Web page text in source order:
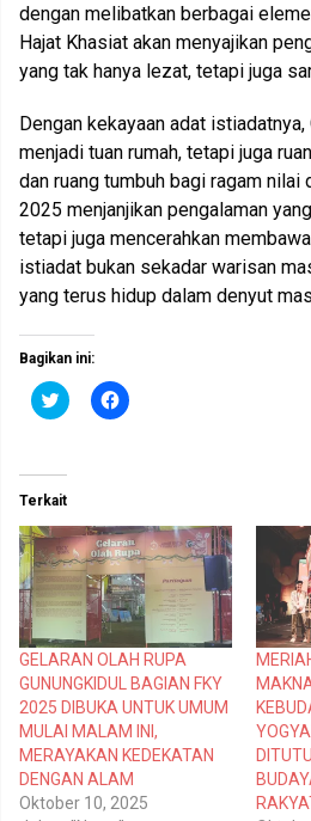
dengan melibatkan berbagai
Hajat Khasiat akan menyajikan
yang tak hanya lezat, tetapi juga
Dengan kekayaan adat
menjadi tuan rumah, tetapi juga
dan ruang tumbuh bagi ragam nilai
2025 menjanjikan pengalaman
tetapi juga mencerahkan
istiadat bukan sekadar warisan
yang terus hidup dalam denyut
Bagikan ini:
K
l
n
t
u
k
b
e
r
b
a
g
p
a
d
a
T
w
i
t
t
e
r
(
K
l
k
m
e
m
b
a
g
i
k
a
d
i
F
a
c
e
b
o
o
Terkait
GELARAN OLAH RUPA
GUNUNGKIDUL BAGIAN FKY
2025 DIBUKA UNTUK UMUM
MULAI MALAM INI,
MERAYAKAN KEDEKATAN
DENGAN ALAM
Oktober 10, 2025